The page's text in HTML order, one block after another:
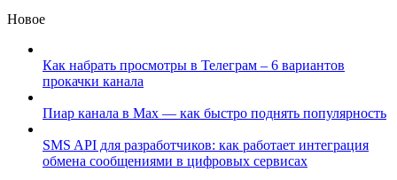
Новое
Как набрать просмотры в Телеграм – 6 вариантов
прокачки канала
Пиар канала в Max — как быстро поднять популярность
SMS API для разработчиков: как работает интеграция
обмена сообщениями в цифровых сервисах